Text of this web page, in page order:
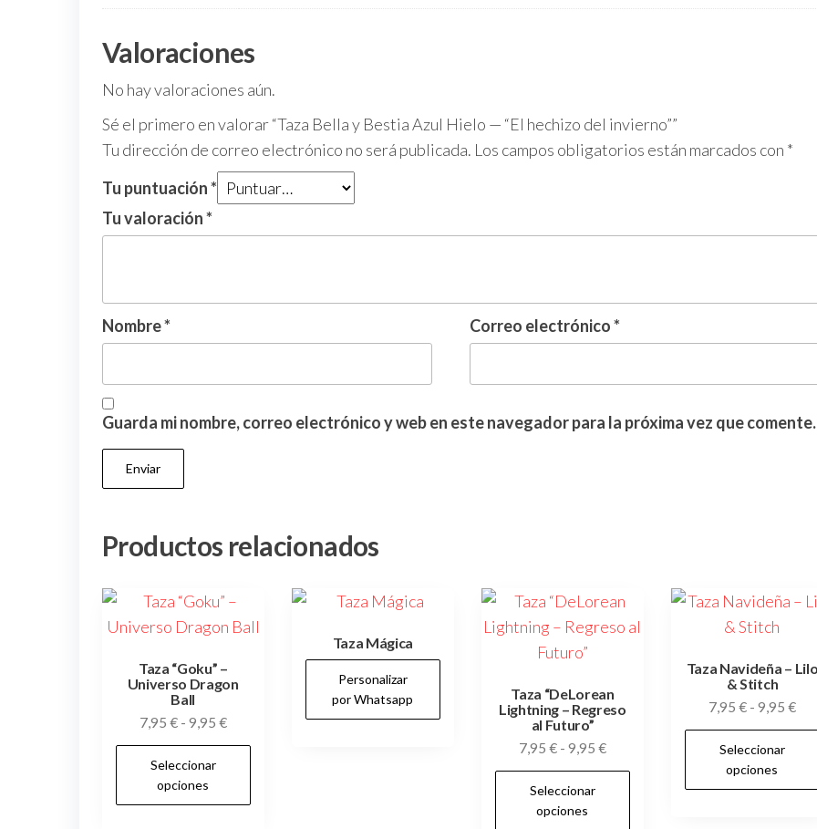
Valoraciones
No hay valoraciones aún.
Sé el primero en valorar “Taza Bella y Bestia Azul Hielo — “El hechizo del invierno””
Tu dirección de correo electrónico no será publicada. Los campos obligatorios están marcados con *
Tu puntuación*
Tu valoración*
Nombre* Correo electrónico*
Guarda mi nombre, correo electrónico y web en este navegador para la próxima vez que comente.
Productos relacionados
Taza “Goku” –
Universo Dragon
Ball
7,95 € - 9,95 €Rango
de
7,95 €
Seleccionar
opciones
Taza Mágica
Personalizar
por Whatsapp
Taza “DeLorean
Lightning – Regreso
al Futuro”
7,95 € - 9,95 €Rango
de
Seleccionar
opciones
Taza Navideña –
& Stitch
7,95 € - 9,95 €
de
Seleccionar
opciones